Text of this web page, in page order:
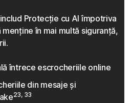
Protecție cu AI împotriva
în mai multă siguranță,
întrece escrocheriile online
din mesaje și
23, 33